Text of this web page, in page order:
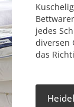
jedes
diversen
das